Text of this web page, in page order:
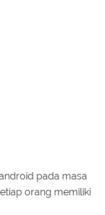
pada masa
orang memiliki